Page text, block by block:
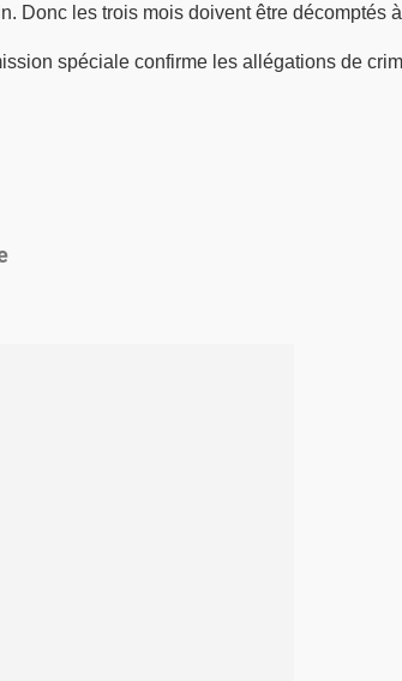
Donc les trois mois doivent être décomptés
spéciale confirme les allégations de